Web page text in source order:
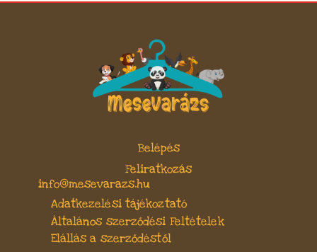
Belépés
Feliratkozás
info@mesevarazs.hu
Adatkezelési tájékoztató
Általános szerződési Feltételek
Elállás a szerződéstől